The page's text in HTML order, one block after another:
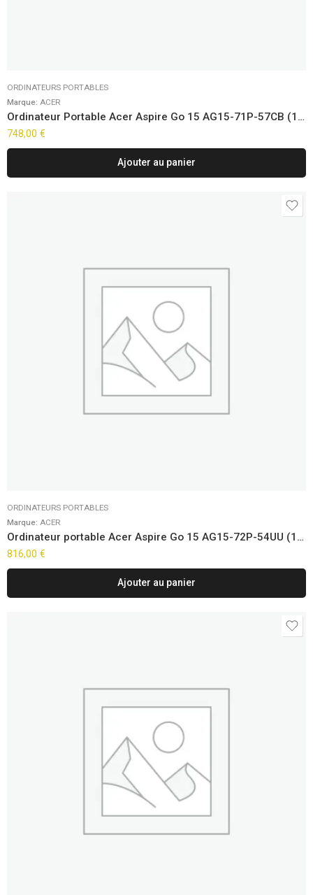
ORDINATEURS PORTABLES
Marque: ACER
Ordinateur Portable Acer Aspire Go 15 AG15-71P-57CB (15,6″)
748,00 €
Ajouter au panier
ORDINATEURS PORTABLES
Marque: ACER
Ordinateur portable Acer Aspire Go 15 AG15-72P-54UU (15.6″)
816,00 €
Ajouter au panier